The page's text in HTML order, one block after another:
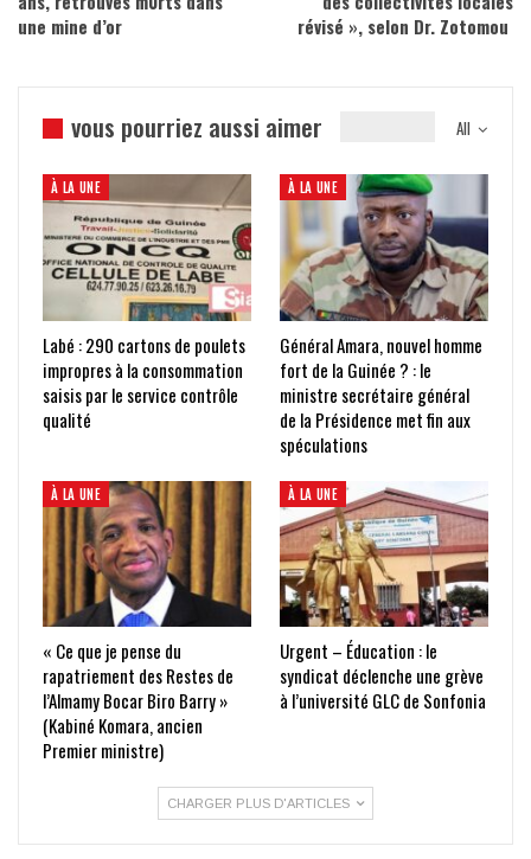
une mine d’or
révisé », selon Dr. Zotomou
All
vous pourriez aussi aimer
À LA UNE
Labé : 290 cartons de poulets
impropres à la consommation
saisis par le service contrôle
qualité
À LA UNE
Général Amara, nouvel homme
fort de la Guinée ? : le
ministre secrétaire général
de la Présidence met fin aux
spéculations
À LA UNE
« Ce que je pense du
rapatriement des Restes de
l’Almamy Bocar Biro Barry »
(Kabiné Komara, ancien
Premier ministre)
À LA UNE
Urgent – Éducation : le
syndicat déclenche une grève
à l’université GLC de Sonfonia
CHARGER PLUS D'ARTICLES